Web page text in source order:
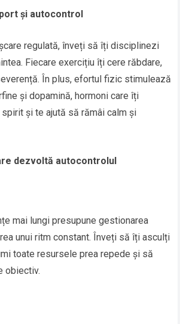
și autocontrol
regulată, înveți să îți disciplinezi
Fiecare exercițiu îți cere răbdare,
În plus, efortul fizic stimulează
și dopamină, hormoni care îți
și te ajută să rămâi calm și
dezvoltă autocontrolul
mai lungi presupune gestionarea
unui ritm constant. Înveți să îți asculți
toate resursele prea repede și să
obiectiv.